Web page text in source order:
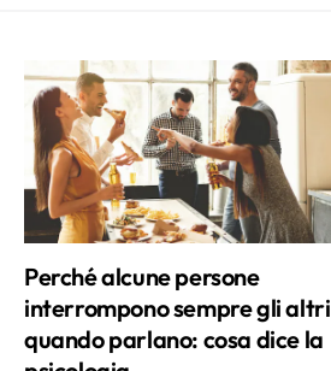
Perché alcune persone
interrompono sempre gli altri
quando parlano: cosa dice la